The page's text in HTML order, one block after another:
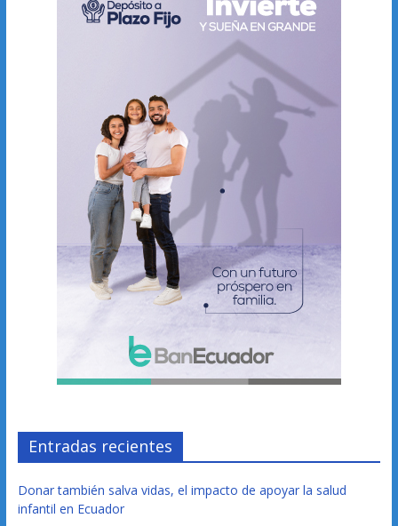
Entradas recientes
Donar también salva vidas, el impacto de apoyar la salud
infantil en Ecuador